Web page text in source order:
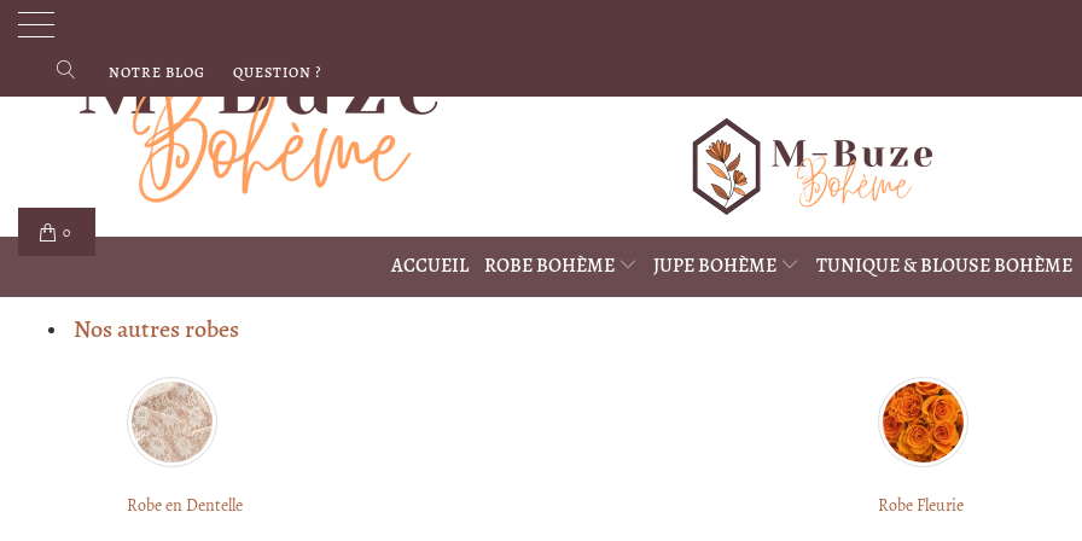
0
NOTRE BLOG QUESTION ?
ACCUEIL ROBE BOHÈME JUPE BOHÈME TUNIQUE & BLOUSE BOHÈME
Nos autres robes
Robe en Dentelle Robe Fleurie